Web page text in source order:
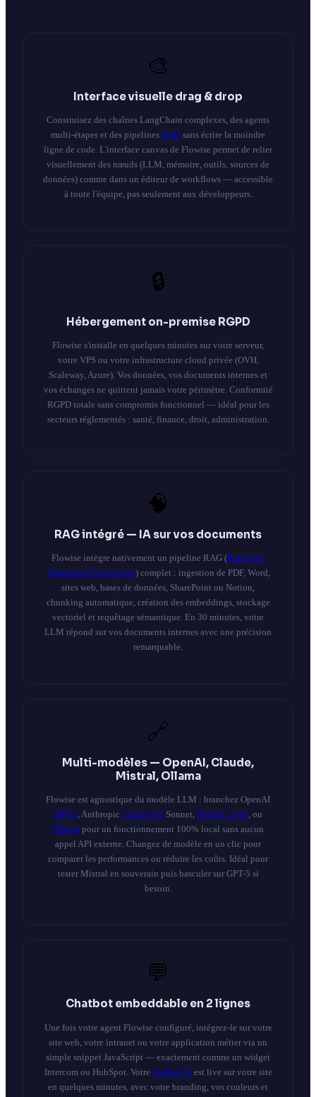
🎨
Interface visuelle drag & drop
Construisez des chaînes LangChain complexes, des agents
multi-étapes et des pipelines RAG sans écrire la moindre
ligne de code. L'interface canvas de Flowise permet de relier
visuellement des nœuds (LLM, mémoire, outils, sources de
données) comme dans un éditeur de workflows — accessible
à toute l'équipe, pas seulement aux développeurs.
🔒
Hébergement on-premise RGPD
Flowise s'installe en quelques minutes sur votre serveur,
votre VPS ou votre infrastructure cloud privée (OVH,
Scaleway, Azure). Vos données, vos documents internes et
vos échanges ne quittent jamais votre périmètre. Conformité
RGPD totale sans compromis fonctionnel — idéal pour les
secteurs réglementés : santé, finance, droit, administration.
🧠
RAG intégré — IA sur vos documents
Flowise intègre nativement un pipeline RAG (Retrieval-
Augmented Generation) complet : ingestion de PDF, Word,
sites web, bases de données, SharePoint ou Notion,
chunking automatique, création des embeddings, stockage
vectoriel et requêtage sémantique. En 30 minutes, votre
LLM répond sur vos documents internes avec une précision
remarquable.
🔗
Multi-modèles — OpenAI, Claude,
Mistral, Ollama
Flowise est agnostique du modèle LLM : branchez OpenAI
GPT-5 , Anthropic Claude 4.6 Sonnet, Mistral Large , ou
Ollama pour un fonctionnement 100% local sans aucun
appel API externe. Changez de modèle en un clic pour
comparer les performances ou réduire les coûts. Idéal pour
tester Mistral en souverain puis basculer sur GPT-5 si
besoin.
💬
Chatbot embeddable en 2 lignes
Une fois votre agent Flowise configuré, intégrez-le sur votre
site web, votre intranet ou votre application métier via un
simple snippet JavaScript — exactement comme un widget
Intercom ou HubSpot. Votre chatbot IAest live sur votre site
en quelques minutes, avec votre branding, vos couleurs et